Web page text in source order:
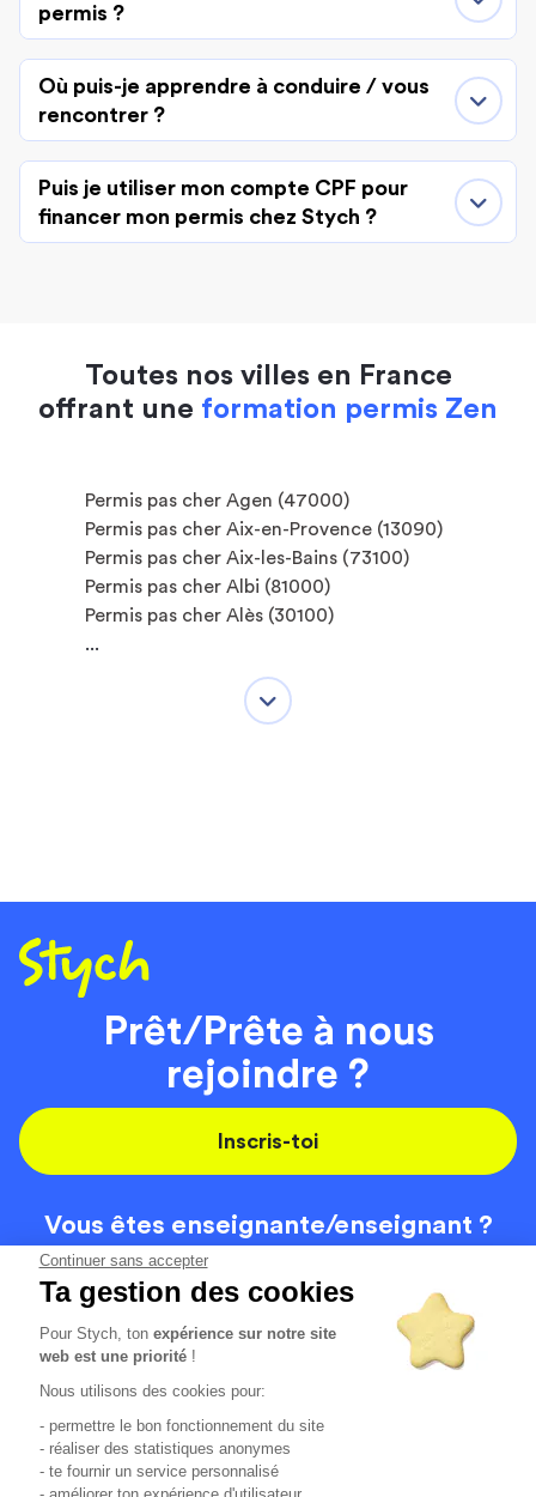
Continuer sans accepter
Ta gestion des cookies
Pour Stych, tonexpérience sur notre site
web est une priorité !
Nous utilisons des cookies pour:
- permettre le bon fonctionnement du site
- réaliser des statistiques anonymes
- te fournir un service personnalisé
- améliorer ton expérience d'utilisateur
permis ?
Où puis-je apprendre à conduire / vous
rencontrer ?
Puis je utiliser mon compte CPF pour
financer mon permis chez Stych ?
Toutes nos villes en France
offrant une formation permis Zen
Permis pas cher Agen (47000)
Permis pas cher Aix-en-Provence (13090)
Permis pas cher Aix-les-Bains (73100)
Permis pas cher Albi (81000)
Permis pas cher Alès (30100)
...
Prêt/Prête à nous
rejoindre ?
Inscris-toi
Vous êtes enseignante/enseignant ?
On recrute
Code de la route
Localisation
Contact